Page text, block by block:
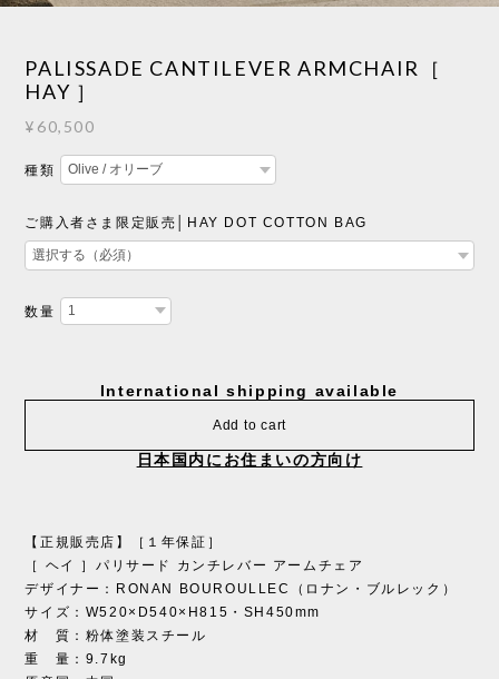
PALISSADE CANTILEVER ARMCHAIR［
HAY ］
¥60,500
種類
ご購入者さま限定販売│HAY DOT COTTON BAG
数量
International shipping available
Add to cart
日本国内にお住まいの方向け
【正規販売店】［１年保証］
［ ヘイ ］パリサード カンチレバー アームチェア
デザイナー：RONAN BOUROULLEC（ロナン・ブルレック）
サイズ：W520×D540×H815・SH450mm
材 質：粉体塗装スチール
重 量：9.7kg